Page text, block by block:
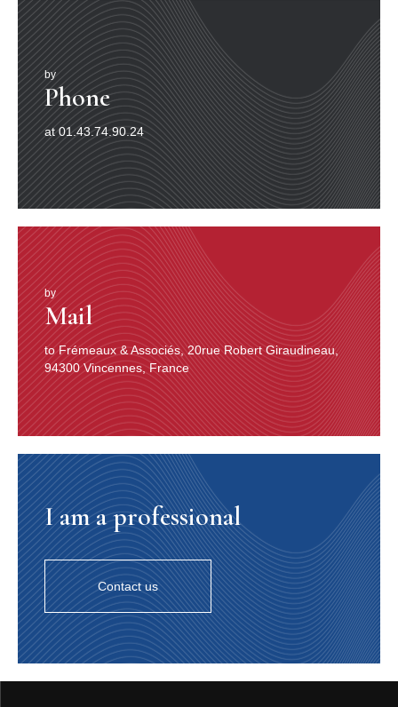
nous fournir malgré nos demandes répétées et mon
commentaire élogieux (MP N° 247 08-09/92 avec un
NDLR de regret de Georges Sougy). Bien sûr, on peut
aussi rappeler cette tranquille cadence régulière que Jo
Privat avait créée, sa participation à la célèbre vidéo Le
blues du musette que nous avons aussi signalée en son
temps et dont Francis Couvreux souhaite une édition
DVD. Et comment oublier le Balajo, ce célèbre dancing
de la Rue de Lappe, dont il a donné le nom à l’une de
ses valses fétiches, avec Mystérieuse,…Sa préférée…et
tant d’autres.
Et l’on tourne la page pour retrouver Didi Duprat au
début de sa carrière, « poète du médiator » nous dit
Francis Couvreux, guitariste gaucher, parisien de «
Ménilmuche » né rue de la Chine, titre d’une valse qu’il
composera plus tard, en co-auteur avec Marcel Azzola,
né au même endroit (peut-être la maternité de l’hôpital
Tenon ?). Il accompagnera les plus grands noms de
l’accordéon, Gus Viseur, Tony Muréna, Louis Ferrari,
mais aussi Django Reinhardt, Michel Warlop, Hubert
Rostaing et encore Dalida, Charles Aznavour, Bécaud,
Juliette Gréco, Marlène Dietrich. Après avoir été le fil
rouge du Blues du musette cité plus haut, avoir participé
aux premières prévisions de Paris musette, on peut le
considérer comme un continuateur du style des plus
grands.
Enfin, Didier Roussin que Jo Privat, virtuose des
sobriquets imagés, avait surnommé « Buffalo », lequel
mordit à pleines dents dans tous les genres de musique
où l’accordéon avait besoin dui soutien de sa guitare ou
de son banjo. Collectionneur de 78 tours, de
microsillons, de CD, de « petits formats », ces mini
partitions musicales illustrées, avec les paroles de la
chanson, de milliers de documents, Bufallo était une
encyclopédie ambulante qui aimait cependant se
réfugier modestement derrière un jugement sans
prétention ainsi que nous le dépeint Francis Couvreux
dans sa conclusion : « Je n’ai rien à dire. Je ne me sens
pas l’âme d’un créateur ». Il reste ce qu’il souhaite que
by
Phone
at 01.43.74.90.24
by
Mail
to Frémeaux & Associés, 20rue Robert Giraudineau,
94300 Vincennes, France
I am a professional
Contact us